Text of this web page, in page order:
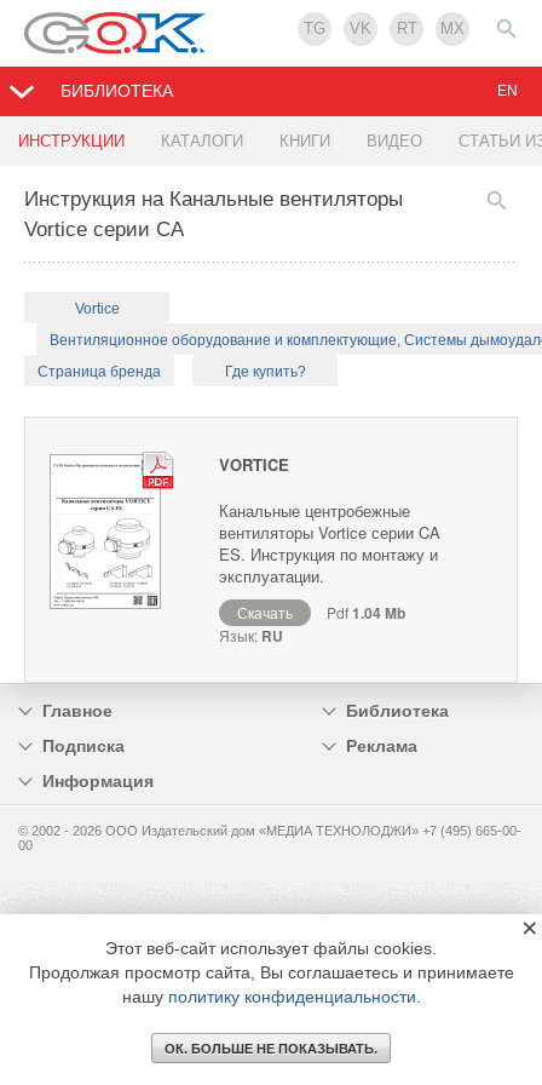
TG VK RT MX
БИБЛИОТЕКА
ИНСТРУКЦИИ КАТАЛОГИ КНИГИ ВИДЕО СТАТЬИ
EN
Инструкция на Канальные вентиляторы
Vortice серии CA
Vortice
Вентиляционное оборудование и комплектующие, Системы
Страница бренда
Где купить?
VORTICE
Канальные центробежные
вентиляторы Vortice серии CA
ES. Инструкция по монтажу и
эксплуатации.
Скачать Pdf1.04 Mb
Язык: RU
Главное
Библиотека
Подписка
Реклама
Информация
© 2002 - 2026 OOO Издательский дом «МЕДИА ТЕХНОЛОДЖИ» +7 (495) 665-00-
00
Этот веб-сайт использует файлы cookies.
Продолжая просмотр сайта, Вы соглашаетесь и принимаете
нашу политику конфиденциальности
ОК. БОЛЬШЕ НЕ ПОКАЗЫВАТЬ.
×